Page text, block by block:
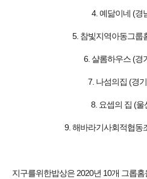
4. 예닮이네 (경
5. 참빛지역아동그룹
6. 샬롬하우스 (경
7. 나섬의집 (경
8. 요셉의 집 (울
9. 해바라기사회적협동
지구를위한밥상은 2020년 10개 그롭